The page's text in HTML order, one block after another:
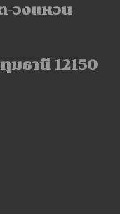
-วงแหวน
มธานี 12150